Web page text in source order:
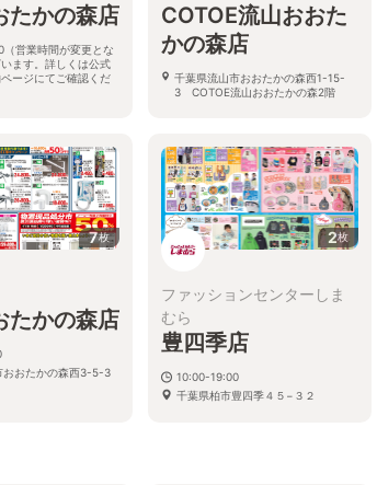
たかの森店
営業時間が変更とな
ます。詳しくは公式
ージにてご確認くだ
COTOE流山おおた
かの森店
千葉県流山市おおたかの森西1-15-
3 COTOE流山おおたかの森2階
7枚
たかの森店
おおたかの森西3-5-3
2枚
ファッションセンターしま
むら
豊四季店
10:00-19:00
千葉県柏市豊四季４５−３２